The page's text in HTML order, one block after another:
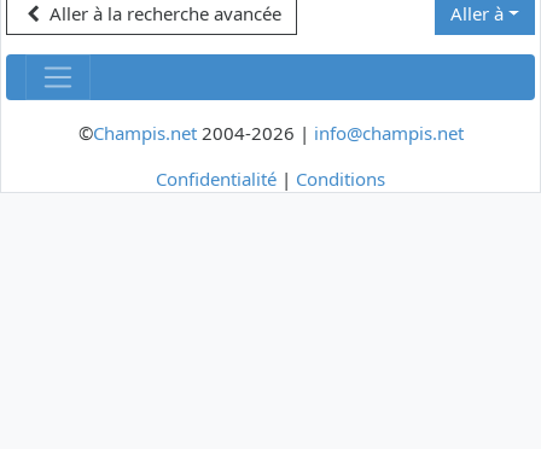
Aller à la recherche avancée Aller à
©Champis.net2004-2026 | info@champis.net
Confidentialité | Conditions